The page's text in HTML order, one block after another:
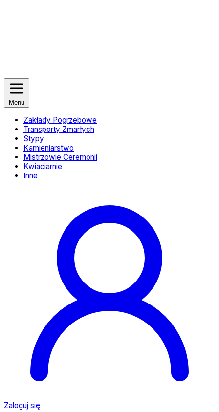
Menu
Zakłady Pogrzebowe
Transporty Zmarłych
Stypy
Kamieniarstwo
Mistrzowie Ceremonii
Kwiaciarnie
Inne
Zaloguj się